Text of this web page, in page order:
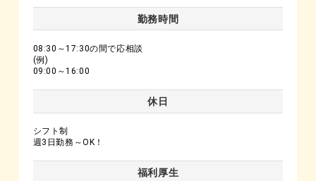
勤務時間
08:30～17:30の間で応相談
(例)
09:00～16:00
休日
シフト制
週3日勤務～OK！
福利厚生